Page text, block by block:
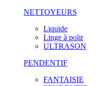
NETTOYEURS
Liquide
Linge à polir
ULTRASON
PENDENTIF
FANTAISIE